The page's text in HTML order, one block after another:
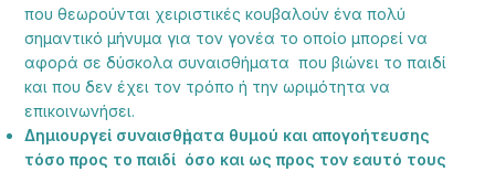
που θεωρούνται χειριστικές κουβαλούν ένα πολύ
σημαντικό μήνυμα για τον γονέα το οποίο μπορεί να
αφορά σε δύσκολα συναισθήματα που βιώνει το παιδί
και που δεν έχει τον τρόπο ή την ωριμότητα να
επικοινωνήσει.
Δημιουργεί συναισθἠματα θυμού και απογοήτευσης
τόσο προς το παιδί όσο και ως προς τον εαυτό τους